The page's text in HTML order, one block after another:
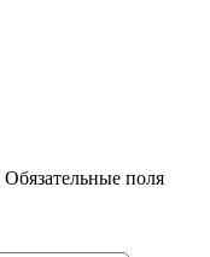
Обязательные поля